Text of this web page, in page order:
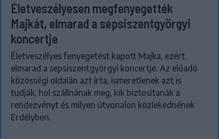
Életveszélyesen megfenyegették
Majkát, elmarad a sepsiszentgyörgyi
koncertje
Életveszélyes fenyegetést kapott Majka, ezért
elmarad a sepsiszentgyörgyi koncertje. Az előadó
közösségi oldalán azt írta, ismeretlenek azt is
tudják, hol szállnának meg, kik biztosítanák a
rendezvényt és milyen útvonalon közlekednének
Erdélyben.